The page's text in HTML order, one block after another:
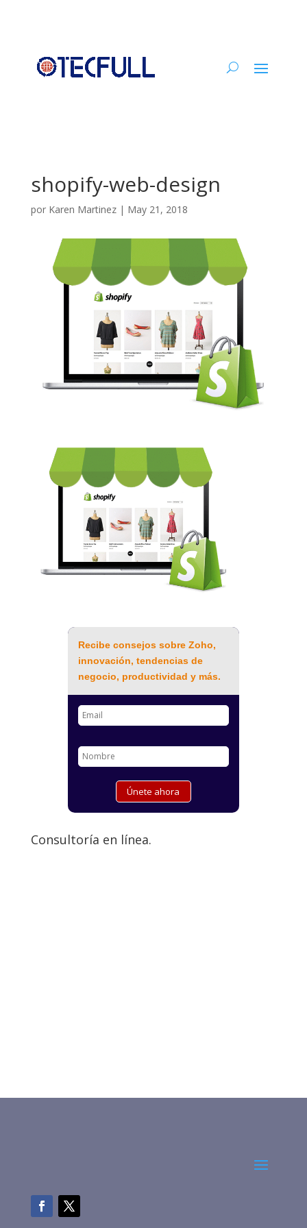
shopify-web-design
por Karen Martinez| May 21, 2018
Recibe consejos sobre Zoho,
innovación, tendencias de
negocio, productividad y más.
Consultoría en línea.